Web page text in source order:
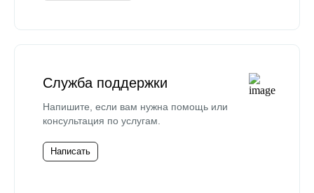
Служба поддержки
Напишите, если вам нужна помощь или
консультация по услугам.
Написать